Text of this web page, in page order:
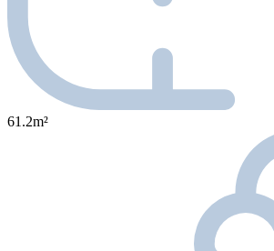
61.2m²